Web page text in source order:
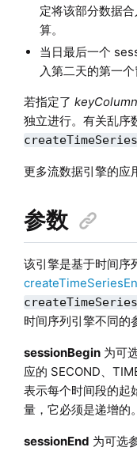
定将该部分数据
算。
当日最后一个
入第二天的第一个
若指定了 keyColumn
独立进行。有关乱序
更多流数据引擎的应
参数
该引擎是基于时间序
时间序列引擎不同的
sessionBegin为可
应的 SECOND、
表示每个时间段的起
量，它必须是递增的。
sessionEnd 为可选